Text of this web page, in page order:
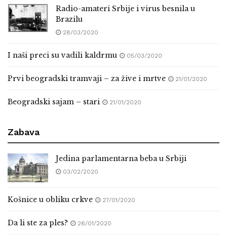
01:11:54
An American Hero! He’s Alive! – The
Forgotten Medal of Honor Hero
Radio-amateri Srbije i virus besnila u
Brazilu
28/03/2020
I naši preci su vadili kaldrmu 05/03/2020
Prvi beogradski tramvaji – za žive i mrtve 21/01/2020
Beogradski sajam – stari 21/01/2020
Zabava
Jedina parlamentarna beba u Srbiji
03/02/2020
Košnice u obliku crkve 27/01/2020
Da li ste za ples? 26/01/2020